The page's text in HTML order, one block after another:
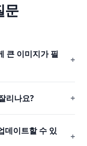
문
큰 이미지가 필
+
리나요? +
데이트할 수 있
+